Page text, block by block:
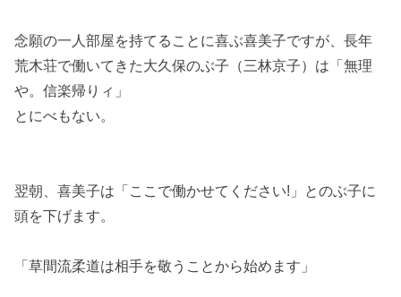
念願の一人部屋を持てることに喜ぶ喜美子ですが、長年
荒木荘で働いてきた大久保のぶ子（三林京子）は「無理
や。信楽帰りィ」
とにべもない。
翌朝、喜美子は「ここで働かせてください!」とのぶ子に
頭を下げます。
「草間流柔道は相手を敬うことから始めます」